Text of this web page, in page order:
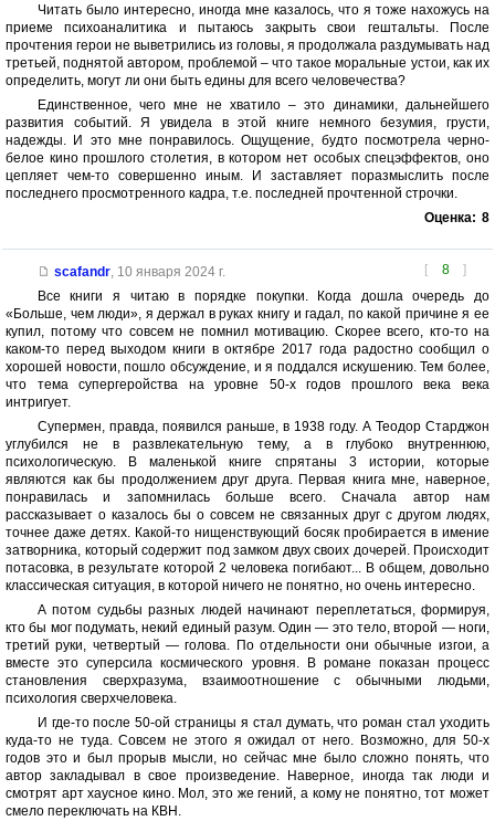
Читать было интересно, иногда мне казалось, что я тоже нахожусь на
приеме психоаналитика и пытаюсь закрыть свои гештальты. После
прочтения герои не выветрились из головы, я продолжала раздумывать над
третьей, поднятой автором, проблемой – что такое моральные устои, как их
определить, могут ли они быть едины для всего человечества?
Единственное, чего мне не хватило – это динамики, дальнейшего
развития событий. Я увидела в этой книге немного безумия, грусти,
надежды. И это мне понравилось. Ощущение, будто посмотрела черно-
белое кино прошлого столетия, в котором нет особых спецэффектов, оно
цепляет чем-то совершенно иным. И заставляет поразмыслить после
последнего просмотренного кадра, т.е. последней прочтенной строчки.
Оценка: 8
[ 8 ]
scafandr, 10 января 2024 г.
Все книги я читаю в порядке покупки. Когда дошла очередь до
«Больше, чем люди», я держал в руках книгу и гадал, по какой причине я ее
купил, потому что совсем не помнил мотивацию. Скорее всего, кто-то на
каком-то перед выходом книги в октябре 2017 года радостно сообщил о
хорошей новости, пошло обсуждение, и я поддался искушению. Тем более,
что тема супергеройства на уровне 50-х годов прошлого века века
интригует.
Супермен, правда, появился раньше, в 1938 году. А Теодор Старджон
углубился не в развлекательную тему, а в глубоко внутреннюю,
психологическую. В маленькой книге спрятаны 3 истории, которые
являются как бы продолжением друг друга. Первая книга мне, наверное,
понравилась и запомнилась больше всего. Сначала автор нам
рассказывает о казалось бы о совсем не связанных друг с другом людях,
точнее даже детях. Какой-то нищенствующий босяк пробирается в имение
затворника, который содержит под замком двух своих дочерей. Происходит
потасовка, в результате которой 2 человека погибают... В общем, довольно
классическая ситуация, в которой ничего не понятно, но очень интересно.
А потом судьбы разных людей начинают переплетаться, формируя,
кто бы мог подумать, некий единый разум. Один — это тело, второй — ноги,
третий руки, четвертый — голова. По отдельности они обычные изгои, а
вместе это суперсила космического уровня. В романе показан процесс
становления сверхразума, взаимоотношение с обычными людьми,
психология сверхчеловека.
И где-то после 50-ой страницы я стал думать, что роман стал уходить
куда-то не туда. Совсем не этого я ожидал от него. Возможно, для 50-х
годов это и был прорыв мысли, но сейчас мне было сложно понять, что
автор закладывал в свое произведение. Наверное, иногда так люди и
смотрят арт хаусное кино. Мол, это же гений, а кому не понятно, тот может
смело переключать на КВН.